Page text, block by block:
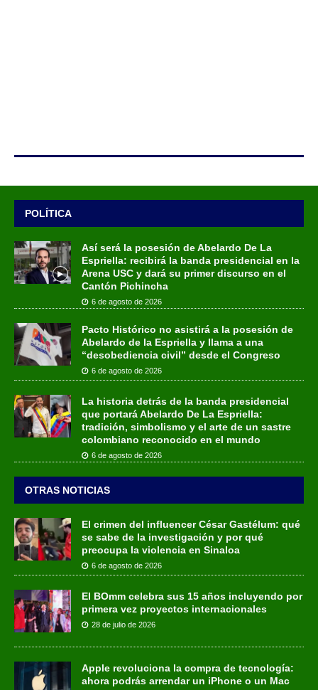
POLÍTICA
Así será la posesión de Abelardo De La
Espriella: recibirá la banda presidencial en la
Arena USC y dará su primer discurso en el
Cantón Pichincha
6 de agosto de 2026
Pacto Histórico no asistirá a la posesión de
Abelardo de la Espriella y llama a una
“desobediencia civil” desde el Congreso
6 de agosto de 2026
La historia detrás de la banda presidencial
que portará Abelardo De La Espriella:
tradición, simbolismo y el arte de un sastre
colombiano reconocido en el mundo
6 de agosto de 2026
OTRAS NOTICIAS
El crimen del influencer César Gastélum: qué
se sabe de la investigación y por qué
preocupa la violencia en Sinaloa
6 de agosto de 2026
El BOmm celebra sus 15 años incluyendo por
primera vez proyectos internacionales
28 de julio de 2026
Apple revoluciona la compra de tecnología:
ahora podrás arrendar un iPhone o un Mac